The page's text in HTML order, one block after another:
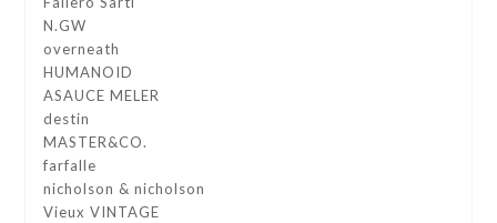
N.GW
overneath
HUMANOID
ASAUCE MELER
destin
MASTER&CO.
farfalle
nicholson & nicholson
Vieux VINTAGE